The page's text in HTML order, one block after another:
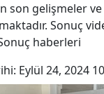
son gelişmeler
Sonuç
haberleri
Eylül 24, 2024